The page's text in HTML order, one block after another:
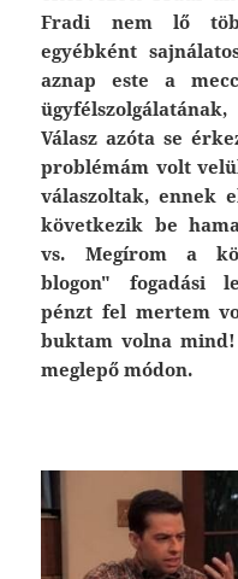
Fradi nem lő
egyébként
aznap este a
Válasz azóta se
problémám volt
válaszoltak, ennek
következik be
vs. Megírom a
blogon" fogadási
pénzt fel mertem
buktam volna mind!
meglepő módon.